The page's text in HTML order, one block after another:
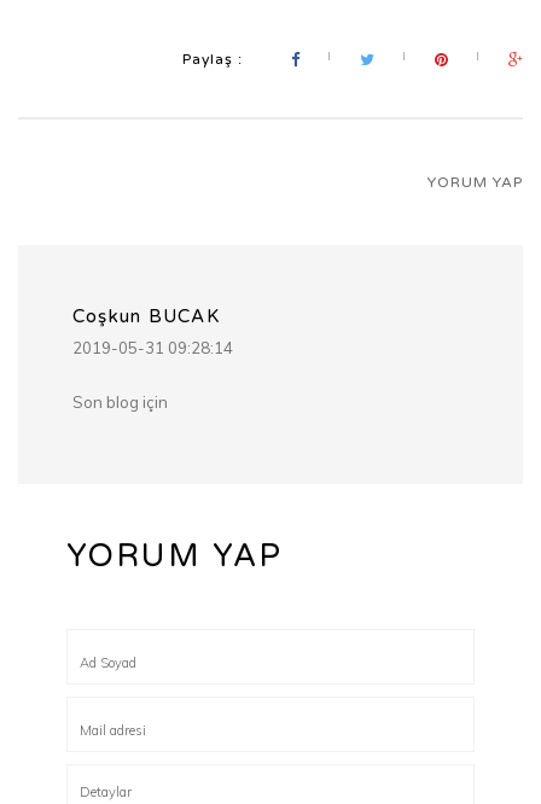
Paylaş :
YORUM YAP
Coşkun BUCAK
2019-05-31 09:28:14
Son blog için
YORUM YAP